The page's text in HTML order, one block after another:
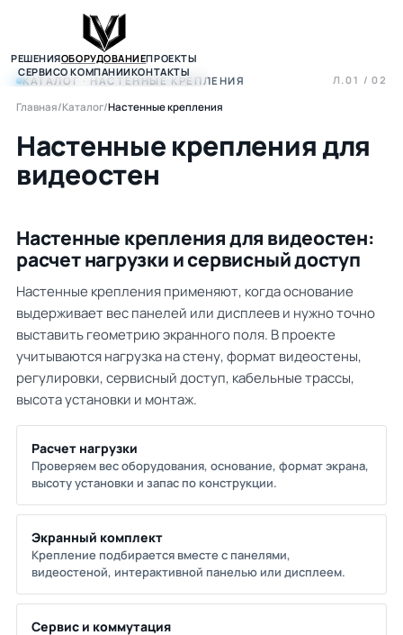
РЕШЕНИЯОБОРУДОВАНИЕПРОЕКТЫ
СЕРВИСО КОМПАНИИКОНТАКТЫ
КАТАЛОГ · НАСТЕННЫЕ КРЕПЛЕНИЯ
Л.01 / 02
Главная/Каталог/Настенные крепления
Настенные крепления для
видеостен
Настенные крепления для видеостен:
расчет нагрузки и сервисный доступ
Настенные крепления применяют, когда основание
выдерживает вес панелей или дисплеев и нужно точно
выставить геометрию экранного поля. В проекте
учитываются нагрузка на стену, формат видеостены,
регулировки, сервисный доступ, кабельные трассы,
высота установки и монтаж.
Расчет нагрузки
Проверяем вес оборудования, основание, формат экрана,
высоту установки и запас по конструкции.
Экранный комплект
Крепление подбирается вместе с панелями,
видеостеной, интерактивной панелью или дисплеем.
Сервис и коммутация